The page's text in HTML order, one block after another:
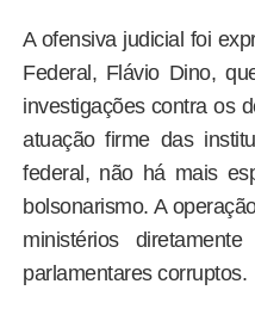
A ofensiva judicial foi
Federal, Flávio Dino,
investigações contra os
atuação firme das
federal, não há mais
bolsonarismo. A
ministérios
parlamentares corruptos.